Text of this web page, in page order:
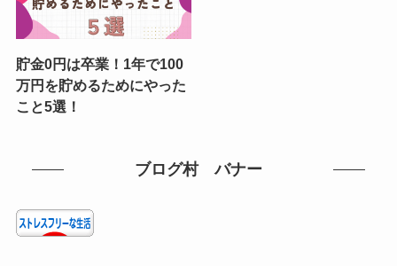
貯金0円は卒業！1年で100
万円を貯めるためにやった
こと5選！
ブログ村 バナー